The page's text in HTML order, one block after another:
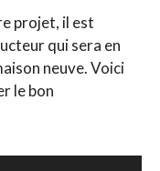
projet, il est
qui sera en
neuve. Voici
le bon